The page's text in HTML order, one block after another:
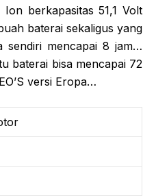
berkapasitas 51,1 Volt
baterai sekaligus yang
sendiri mencapai 8 jam…
baterai bisa mencapai 72
versi Eropa…